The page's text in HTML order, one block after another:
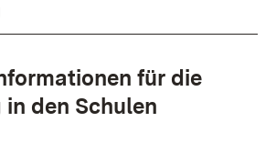
für die
den Schulen